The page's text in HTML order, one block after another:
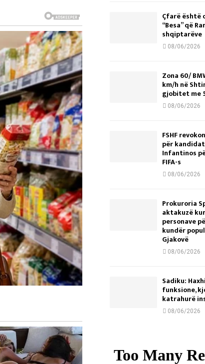
Çfarë është
“Besa” që
shqiptarëve
08/06/2026
Zona 60/
km/h në
gjobitet me
08/06/2026
FSHF
për
Infantinos
FIFA-s
08/06/2026
Prokuroria
aktakuzë
personave
kundër
Gjakovë
08/06/2026
Sadiku:
funksione,
katrahurë
08/06/2026